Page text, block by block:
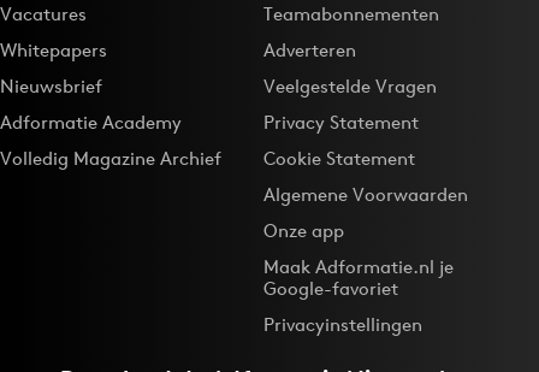
Vacatures
Whitepapers
Nieuwsbrief
Adformatie Academy
Volledig Magazine Archief
Teamabonnementen
Adverteren
Veelgestelde Vragen
Privacy Statement
Cookie Statement
Algemene Voorwaarden
Onze app
Maak Adformatie.nl je
Google-favoriet
Privacyinstellingen